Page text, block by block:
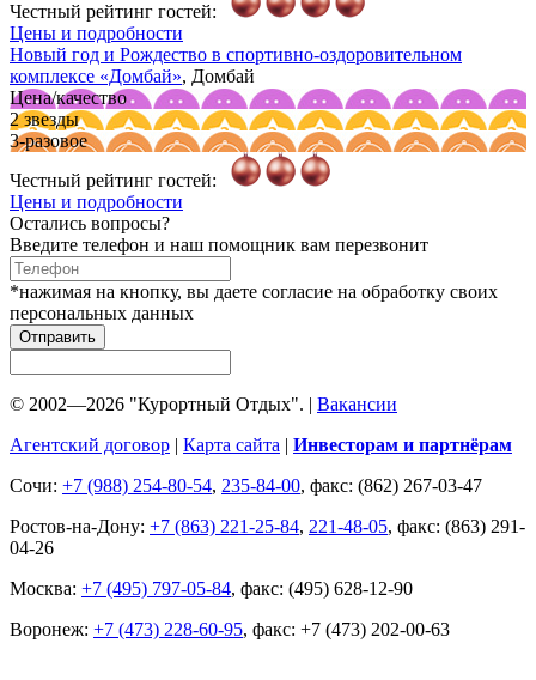
Честный рейтинг гостей:
Цены и подробности
Новый год и Рождество в спортивно-оздоровительном
комплексе «Домбай», Домбай
Цена/качество
2 звезды
3-разовое
Честный рейтинг гостей:
Цены и подробности
Остались вопросы?
Введите телефон и наш помощник вам перезвонит
*нажимая на кнопку, вы даете согласие на обработку своих
персональных данных
Отправить
© 2002—2026 "Курортный Отдых". | Вакансии
Агентский договор | Карта сайта | Инвесторам и партнёрам
Сочи: +7 (988) 254-80-54, 235-84-00, факс: (862) 267-03-47
Ростов-на-Дону: +7 (863) 221-25-84, 221-48-05, факс: (863) 291-
04-26
Москва: +7 (495) 797-05-84, факс: (495) 628-12-90
Воронеж: +7 (473) 228-60-95, факс: +7 (473) 202-00-63